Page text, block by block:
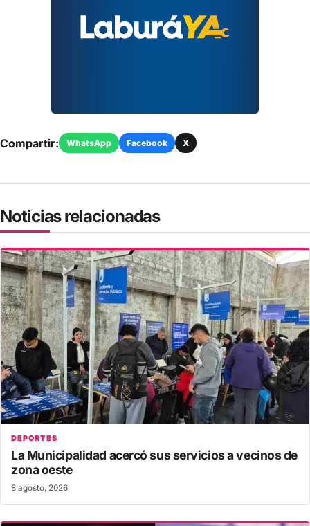
Compartir: WhatsApp Facebook X
Noticias relacionadas
DEPORTES
La Municipalidad acercó sus servicios a vecinos de
zona oeste
8 agosto, 2026